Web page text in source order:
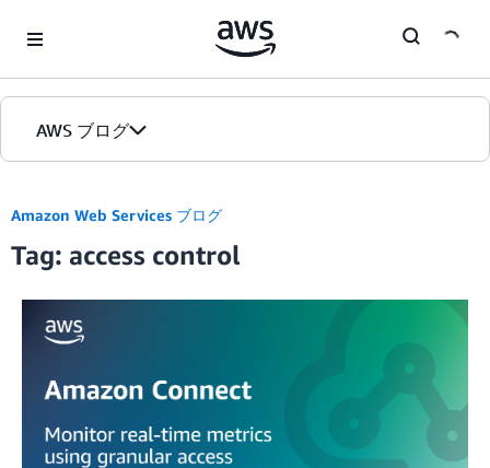
AWS ブログ
カテゴリ
エディション
Amazon Web Services ブログ
Tag: access control